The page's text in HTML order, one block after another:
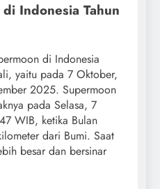
Indonesia Tahun
di Indonesia
yaitu pada 7 Oktober,
2025. Supermoon
pada Selasa, 7
WIB, ketika Bulan
dari Bumi. Saat
besar dan bersinar